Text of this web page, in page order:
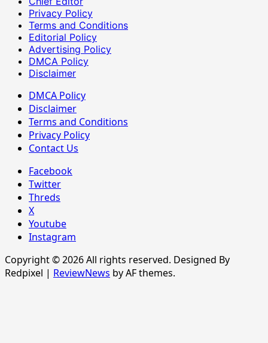
Privacy Policy
Terms and Conditions
Editorial Policy
Advertising Policy
DMCA Policy
Disclaimer
DMCA Policy
Disclaimer
Terms and Conditions
Privacy Policy
Contact Us
Facebook
Twitter
Threds
X
Youtube
Instagram
Copyright © 2026 All rights reserved. Designed By
Redpixel | ReviewNews by AF themes.